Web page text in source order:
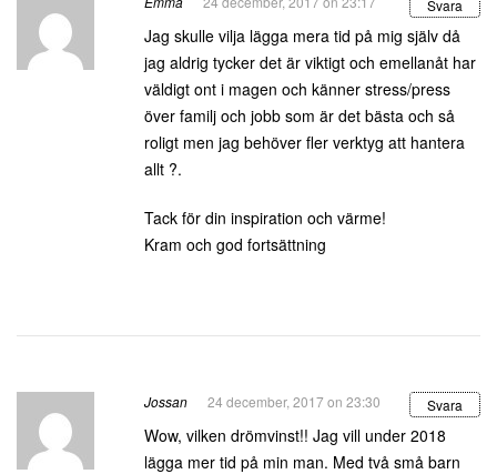
Svara
Jag skulle vilja lägga mera tid på mig själv då
jag aldrig tycker det är viktigt och emellanåt har
väldigt ont i magen och känner stress/press
över familj och jobb som är det bästa och så
roligt men jag behöver fler verktyg att hantera
allt ?.
Tack för din inspiration och värme!
Kram och god fortsättning
Jossan 24 december, 2017 on 23:30 Svara
Wow, vilken drömvinst!! Jag vill under 2018
lägga mer tid på min man. Med två små barn